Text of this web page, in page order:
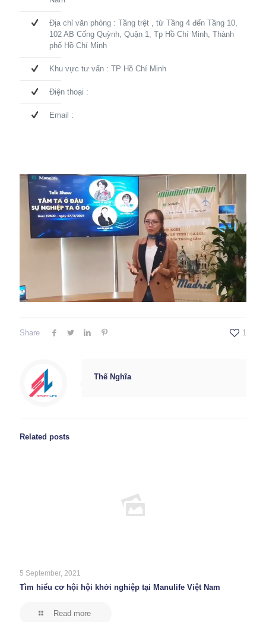
Địa chỉ văn phòng : Tầng trệt , từ Tầng 4 đến Tầng 10,
102 AB Cống Quỳnh, Quận 1, Tp Hồ Chí Minh, Thành
phố Hồ Chí Minh
Khu vực tư vấn : TP Hồ Chí Minh
Điện thoại :
Email :
Share 1
Thế Nghĩa
Related posts
5 September, 2021
Tìm hiểu cơ hội hội khởi nghiệp tại Manulife Việt Nam
Read more